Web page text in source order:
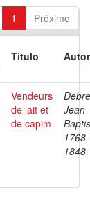
1 Próximo
Título
Vendeurs
de lait et
de capim
Jean
1768-
1848